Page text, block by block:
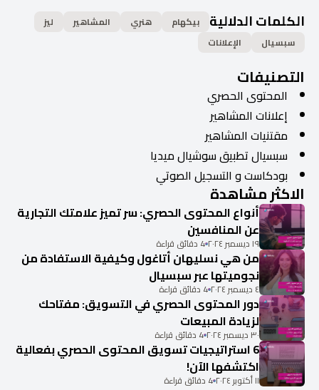
الكلمات الدلالية بيكهام هنري المشاهير
ليز
سبسيال
الإعلانات
التصنيفات
المحتوى الحصري
إعلانات المشاهير
مقتنيات المشاهير
سبسيال تطبيق سوشيال ميديا
بودكاست و التسجيل الصوتي
الاكثر مشاهدة
أنواع المحتوى الحصري: سر تميز علامتك التجارية
عن المنافسين
١٩ ديسمبر ٢٠٢٤ 4 دقائق قراءة
من هي نسليهان أتاغول وكيفية الاستفادة من
نجوميتها عبر سبسيال
٤ ديسمبر ٢٠٢٤ 4 دقائق قراءة
دور المحتوى الحصري في التسويق: مفتاحك
لزيادة المبيعات
٣٠ ديسمبر ٢٠٢٤ 4 دقائق قراءة
6 استراتيجيات تسويق المحتوى الحصري بفعالية
اكتشفها الآن!
١١ أكتوبر ٢٠٢٤ 4 دقائق قراءة